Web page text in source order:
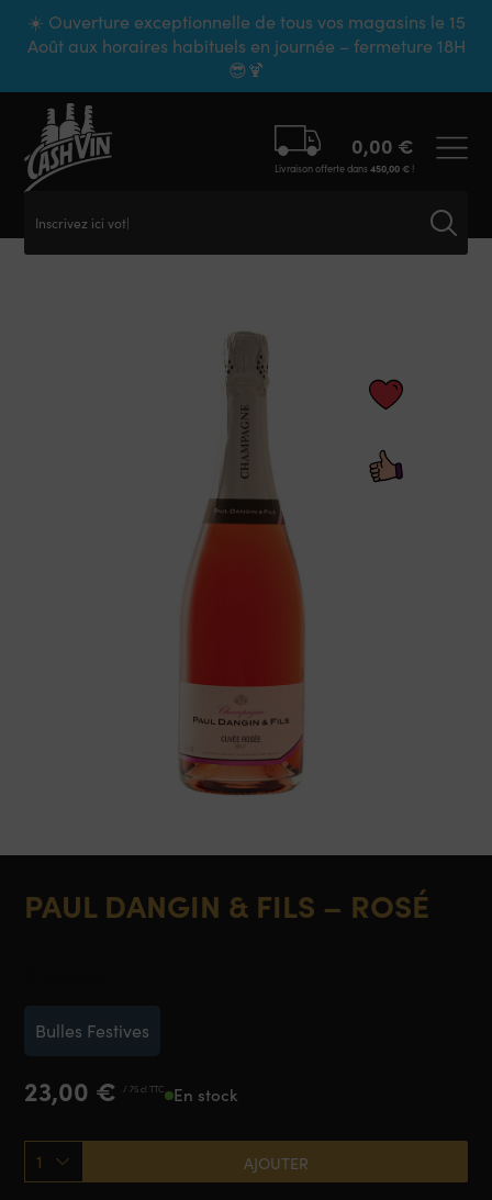
☀️ Ouverture exceptionnelle de tous vos magasins le 15
Août aux horaires habituels en journée – fermeture 18H
😎🍹
Inscrivez ici votre
0,00 €
Livraison offerte dans450,00 €!
PAUL DANGIN & FILS – ROSÉ
23,00 € / 75 cl TTC En stock
1 AJOUTER
Bulles Festives
Panneau de gestion des cookies